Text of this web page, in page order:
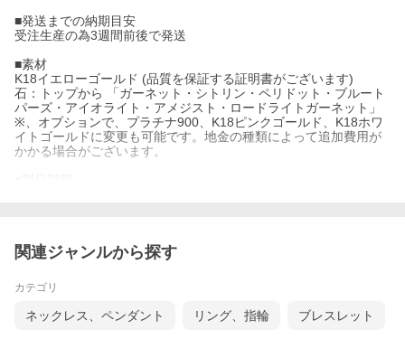
■発送までの納期目安
受注生産の為3週間前後で発送
■素材
K18イエローゴールド (品質を保証する証明書がございます)
石：トップから 「ガーネット・シトリン・ペリドット・ブルート
パーズ・アイオライト・アメジスト・ロードライトガーネット」
※、オプションで、プラチナ900、K18ピンクゴールド、K18ホワ
イトゴールドに変更も可能です。地金の種類によって追加費用が
かかる場合がございます。
高さ：約 13ｍｍ 横幅：約 2.3ｍｍ
関連ジャンルから探す
カテゴリ
ネックレス、ペンダント リング、指輪 ブレスレット